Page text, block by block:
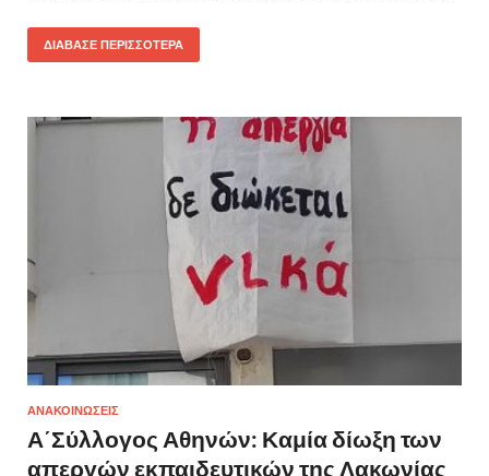
ΔΙΆΒΑΣΕ ΠΕΡΙΣΣΌΤΕΡΑ
ΑΝΑΚΟΙΝΩΣΕΙΣ
Α΄Σύλλογος Αθηνών: Καμία δίωξη των
απεργών εκπαιδευτικών της Λακωνίας